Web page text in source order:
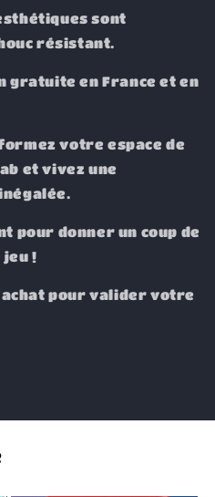
sont
résistant.
en France et en
votre espace de
et vivez une
pour donner un coup de
!
pour valider votre